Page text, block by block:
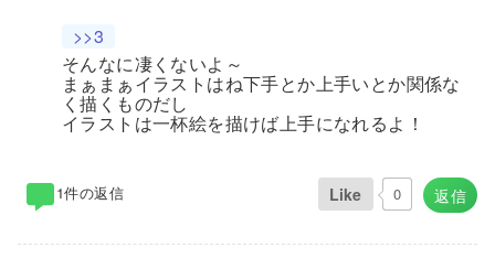
>>3
そんなに凄くないよ～
まぁまぁイラストはね下手とか上手いとか関係な
く描くものだし
イラストは一杯絵を描けば上手になれるよ！
返信
Like 0
1件の返信